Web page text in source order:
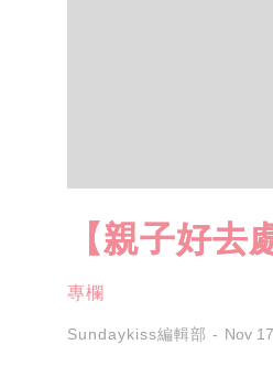
【親子好
專欄
Sundaykiss編輯部 Nov